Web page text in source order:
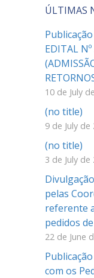
ÚLTIMAS
EDITAL
10 de July
(no title)
9 de July de
(no title)
3 de July de
pelas
referente
pedidos
22 de June
com os